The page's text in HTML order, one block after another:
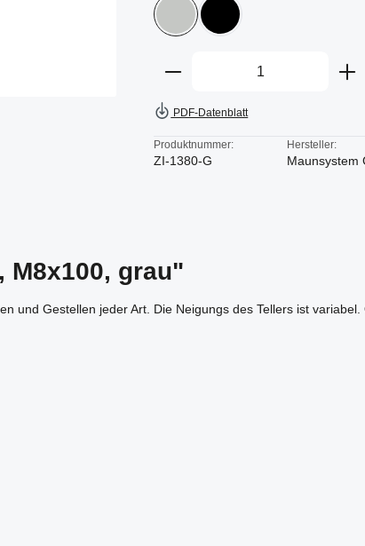
grau schwarz
Produkt Anzahl: Gib
PDF-Datenblatt
Produktnummer:
ZI-1380-G
Hersteller:
Maunsystem
M8x100, grau"
und Gestellen jeder Art. Die Neigungs des Tellers ist